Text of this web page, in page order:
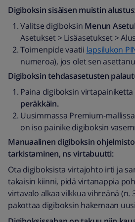
Digiboksin sisäisen muistin
Valitse digiboksin Menun
Asetukset > Lisäasetukset >
Toimenpide vaatii lapsilukon
numeroa), jos olet sen
Digiboksin tehdasasetusten
Paina digiboksin virtapainiketta
peräkkäin.
Uusimmassa Premium-
on iso painike digiboksin
Manuaalinen digiboksin
tarkistaminen, ns virtabuutti:
Ota digiboksista virtajohto irti ja
takaisin kiinni, pidä virtanappia
virtavalo alkaa vilkkua vihreänä (n.
pakottaa digiboksin hakemaan